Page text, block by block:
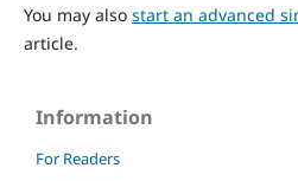
You may also start an advanced
article.
Information
For Readers